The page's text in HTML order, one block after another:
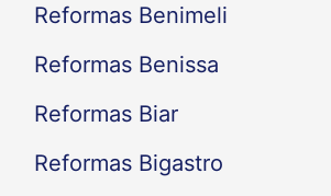
Reformas Benimeli
Reformas Benissa
Reformas Biar
Reformas Bigastro